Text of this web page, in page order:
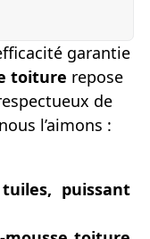
garantie
toiture repose
de
l’aimons :
puissant